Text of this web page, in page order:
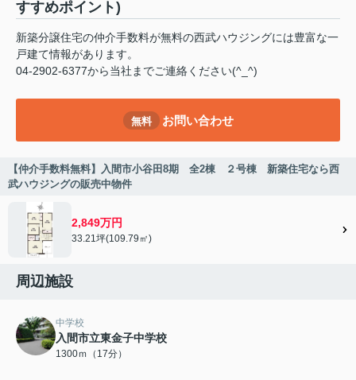
すすめポイント)
新築分譲住宅の仲介手数料が無料の西武ハウジングには豊富な一
戸建て情報があります。
04-2902-6377から当社までご連絡ください(^_^)
無料 お問い合わせ
【仲介手数料無料】入間市小谷田8期 全2棟 ２号棟 新築住宅なら西
武ハウジングの販売中物件
2,849万円
33.21坪(109.79㎡)
周辺施設
中学校
入間市立東金子中学校
1300ｍ（17分）